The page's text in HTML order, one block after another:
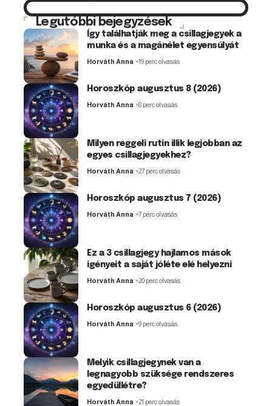
Legutóbbi bejegyzések
Így találhatják meg a csillagjegyek a
munka és a magánélet egyensúlyát
Horváth Anna 19 perc olvasás
Horoszkóp augusztus 8 (2026)
Horváth Anna 8 perc olvasás
Milyen reggeli rutin illik legjobban az
egyes csillagjegyekhez?
Horváth Anna 27 perc olvasás
Horoszkóp augusztus 7 (2026)
Horváth Anna 7 perc olvasás
Ez a 3 csillagjegy hajlamos mások
igényeit a saját jóléte elé helyezni
Horváth Anna 20 perc olvasás
Horoszkóp augusztus 6 (2026)
Horváth Anna 9 perc olvasás
Melyik csillagjegynek van a
legnagyobb szüksége rendszeres
egyedüllétre?
Horváth Anna 21 perc olvasás